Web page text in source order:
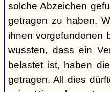
solche Abzeichen
getragen zu haben.
ihnen vorgefundenen
wussten, dass ein
belastet ist, haben
getragen. All dies